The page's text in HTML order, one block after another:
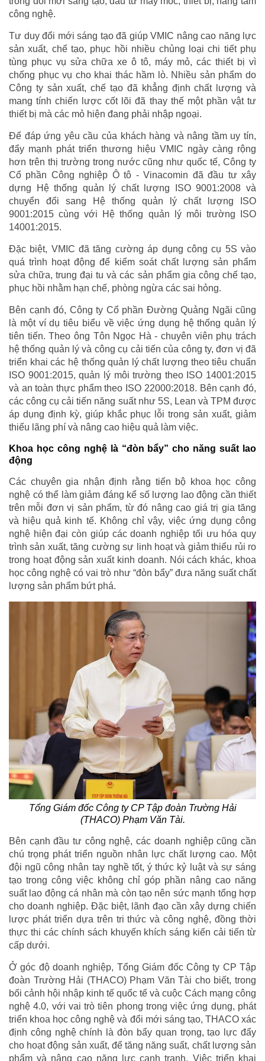
công nghệ.
Tư duy đổi mới sáng tạo đã giúp VMIC nâng cao năng lực
sản xuất, chế tạo, phục hồi nhiều chủng loại chi tiết phụ
tùng phục vụ sửa chữa xe ô tô, máy mỏ, các thiết bị vì
chống phục vụ cho khai thác hầm lò. Nhiều sản phẩm do
Công ty sản xuất, chế tạo đã khẳng định chất lượng và
mang tính chiến lược cốt lõi đã thay thế một phần vật tư
thiết bị mà các mỏ hiện đang phải nhập ngoại.
Để đáp ứng yêu cầu của khách hàng và nâng tầm uy tín,
đẩy mạnh phát triển thương hiệu VMIC ngày càng rộng
hơn trên thị trường trong nước cũng như quốc tế, Công ty
Cổ phần Công nghiệp Ô tô - Vinacomin đã đầu tư xây
dựng Hệ thống quản lý chất lượng ISO 9001:2008 và
chuyển đổi sang Hệ thống quản lý chất lượng ISO
9001:2015 cùng với Hệ thống quản lý môi trường ISO
14001:2015.
Đặc biệt, VMIC đã tăng cường áp dụng công cụ 5S vào
quá trình hoạt động để kiểm soát chất lượng sản phẩm
sửa chữa, trung đại tu và các sản phẩm gia công chế tạo,
phục hồi nhằm hạn chế, phòng ngừa các sai hỏng.
Bên cạnh đó, Công ty Cổ phần Đường Quảng Ngãi cũng
là một ví dụ tiêu biểu về việc ứng dụng hệ thống quản lý
tiên tiến. Theo ông Tôn Ngọc Hà - chuyên viên phụ trách
hệ thống quản lý và công cụ cải tiến của công ty, đơn vị đã
triển khai các hệ thống quản lý chất lượng theo tiêu chuẩn
ISO 9001:2015, quản lý môi trường theo ISO 14001:2015
và an toàn thực phẩm theo ISO 22000:2018. Bên cạnh đó,
các công cụ cải tiến năng suất như 5S, Lean và TPM được
áp dụng định kỳ, giúp khắc phục lỗi trong sản xuất, giảm
thiểu lãng phí và nâng cao hiệu quả làm việc.
Khoa học công nghệ là “đòn bẩy” cho năng suất lao
động
Các chuyên gia nhận định rằng tiến bộ khoa học công
nghệ có thể làm giảm đáng kể số lượng lao động cần thiết
trên mỗi đơn vị sản phẩm, từ đó nâng cao giá trị gia tăng
và hiệu quả kinh tế. Không chỉ vậy, việc ứng dụng công
nghệ hiện đại còn giúp các doanh nghiệp tối ưu hóa quy
trình sản xuất, tăng cường sự linh hoạt và giảm thiểu rủi ro
trong hoạt động sản xuất kinh doanh. Nói cách khác, khoa
học công nghệ có vai trò như “đòn bẩy” đưa năng suất chất
lượng sản phẩm bứt phá.
Tổng Giám đốc Công ty CP Tập đoàn Trường Hải
(THACO) Phạm Văn Tài.
Bên cạnh đầu tư công nghệ, các doanh nghiệp cũng cần
chú trọng phát triển nguồn nhân lực chất lượng cao. Một
đội ngũ công nhân tay nghề tốt, ý thức kỷ luật và sự sáng
tạo trong công việc không chỉ góp phần nâng cao năng
suất lao động cá nhân mà còn tạo nên sức mạnh tổng hợp
cho doanh nghiệp. Đặc biệt, lãnh đạo cần xây dựng chiến
lược phát triển dựa trên tri thức và công nghệ, đồng thời
thực thi các chính sách khuyến khích sáng kiến cải tiến từ
cấp dưới.
Ở góc độ doanh nghiệp, Tổng Giám đốc Công ty CP Tập
đoàn Trường Hải (THACO) Phạm Văn Tài cho biết, trong
bối cảnh hội nhập kinh tế quốc tế và cuộc Cách mạng công
nghệ 4.0, với vai trò tiên phong trong việc ứng dụng, phát
triển khoa học công nghệ và đổi mới sáng tạo, THACO xác
định công nghệ chính là đòn bẩy quan trọng, tạo lực đẩy
cho hoạt động sản xuất, để tăng năng suất, chất lượng sản
phẩm và nâng cao năng lực cạnh tranh. Việc triển khai